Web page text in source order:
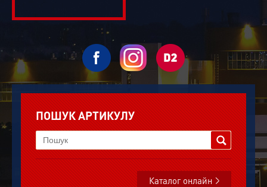
ПОШУК АРТИКУЛУ
Каталог онлайн